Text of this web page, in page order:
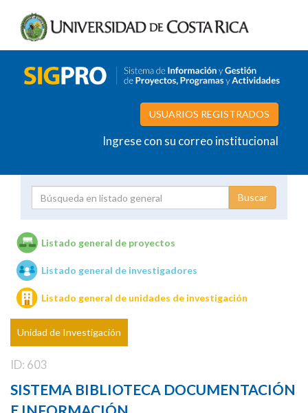
USUARIOS REGISTRADOS
Ingrese con su correo institucional
Unidades de investigación
Listado general de proyectos
Listado general de investigadores
Listado general de unidades de investigación
Unidad de Investigación
ID: 603
SISTEMA BIBLIOTECA DOCUMENTACIÓN